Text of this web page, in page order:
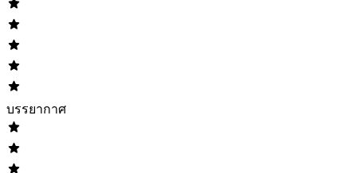
บรรยากาศ